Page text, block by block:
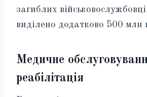
загиблих
виділено додатково 500 млн
Медичне
реабілітація